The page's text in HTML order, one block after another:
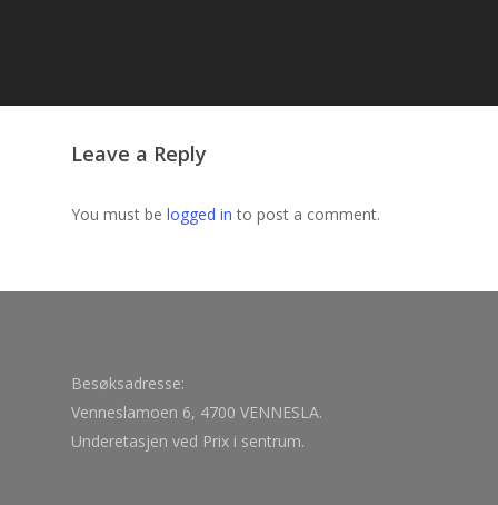
Leave a Reply
You must be logged in to post a comment.
Besøksadresse:
Venneslamoen 6, 4700 VENNESLA.
Underetasjen ved Prix i sentrum.